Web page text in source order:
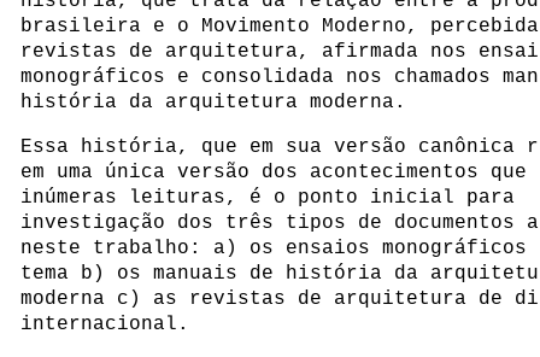
brasileira e o Movimento Moderno,
revistas de arquitetura, afirmada nos
monográficos e consolidada nos chamados
história da arquitetura moderna.
Essa história, que em sua versão canônica
em uma única versão dos acontecimentos que
inúmeras leituras, é o ponto inicial para
investigação dos três tipos de documentos
neste trabalho: a) os ensaios monográficos
tema b) os manuais de história da
moderna c) as revistas de arquitetura de
internacional.